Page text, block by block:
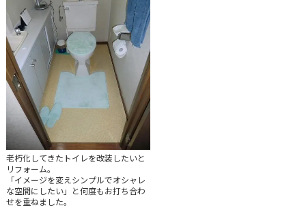
老朽化してきたトイレを改装したいと
リフォーム。
「イメージを変えシンプルでオシャレ
な空間にしたい」と何度もお打ち合わ
せを重ねました。